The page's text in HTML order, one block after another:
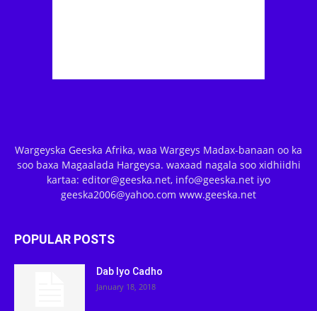
Wargeyska Geeska Afrika, waa Wargeys Madax-banaan oo ka
soo baxa Magaalada Hargeysa. waxaad nagala soo xidhiidhi
kartaa: editor@geeska.net, info@geeska.net iyo
geeska2006@yahoo.com www.geeska.net
POPULAR POSTS
Dab Iyo Cadho
January 18, 2018